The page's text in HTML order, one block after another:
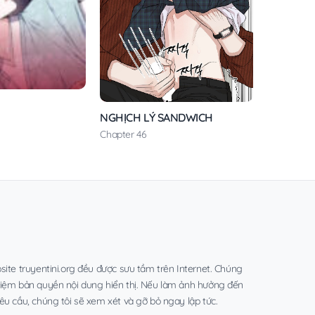
NGHỊCH LÝ SANDWICH
Chapter 46
truyentini.org đều được sưu tầm trên Internet. Chúng
bản quyền nội dung hiển thị. Nếu làm ảnh hưởng đến
cầu, chúng tôi sẽ xem xét và gỡ bỏ ngay lập tức.